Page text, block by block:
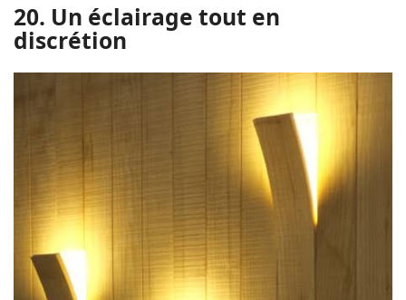
20. Un éclairage tout en
discrétion